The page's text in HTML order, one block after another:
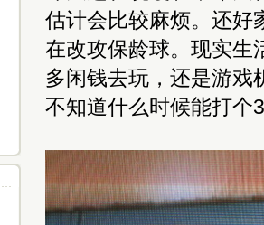
估计会比较麻烦。还好
在改攻保龄球。现实生
多闲钱去玩，还是游戏
不知道什么时候能打